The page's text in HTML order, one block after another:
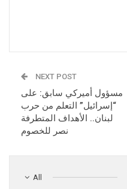
NEXT POST
مسؤول أميركي سابق: على
“إسرائيل” التعلم من حرب
لبنان.. الأهداف المتطرفة
نصر للخصوم
All